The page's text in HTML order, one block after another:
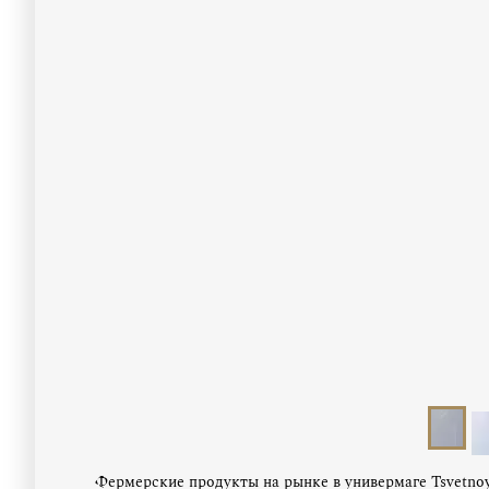
Фермерские продукты на рынке в универмаге